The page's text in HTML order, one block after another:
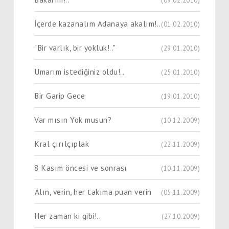
İçerde kazanalım Adanaya akalım!..(01.02.2010)
"Bir varlık, bir yokluk!.." (29.01.2010)
Umarım istediğiniz oldu!.. (25.01.2010)
Bir Garip Gece (19.01.2010)
Var mısın Yok musun? (10.12.2009)
Kral çırılçıplak (22.11.2009)
8 Kasım öncesi ve sonrası (10.11.2009)
Alın, verin, her takıma puan verin (05.11.2009)
Her zaman ki gibi!.. (27.10.2009)